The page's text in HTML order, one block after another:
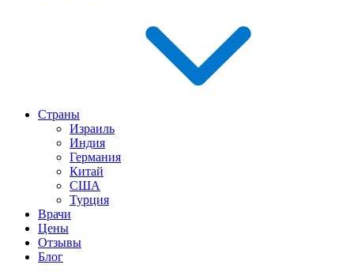
Страны
Израиль
Индия
Германия
Китай
США
Турция
Врачи
Цены
Отзывы
Блог